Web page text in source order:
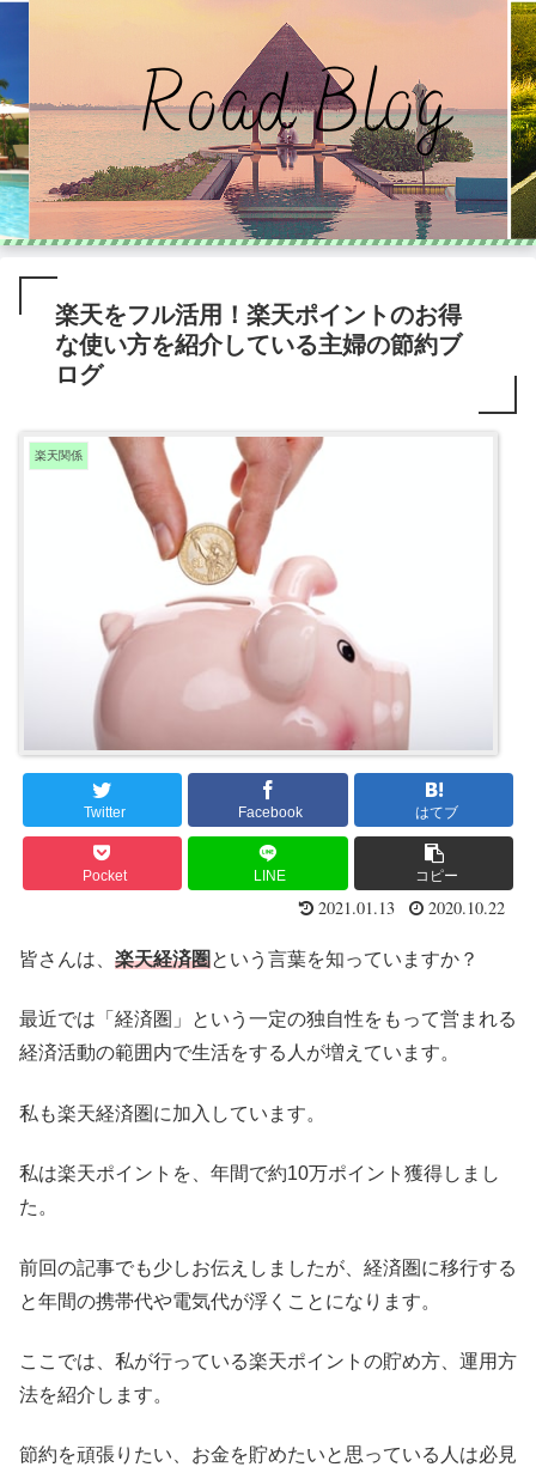
楽天をフル活用！楽天ポイントのお得
な使い方を紹介している主婦の節約ブ
ログ
楽天関係
Twitter Facebook はてブ
Pocket LINE コピー
2021.01.13 2020.10.22
皆さんは、 楽天経済圏という言葉を知っていますか？
最近では「経済圏」という一定の独自性をもって営まれる
経済活動の範囲内で生活をする人が増えています。
私も楽天経済圏に加入しています。
私は楽天ポイントを、年間で約10万ポイント獲得しまし
た。
前回の記事でも少しお伝えしましたが、経済圏に移行する
と年間の携帯代や電気代が浮くことになります。
ここでは、私が行っている楽天ポイントの貯め方、運用方
法を紹介します。
節約を頑張りたい、お金を貯めたいと思っている人は必見